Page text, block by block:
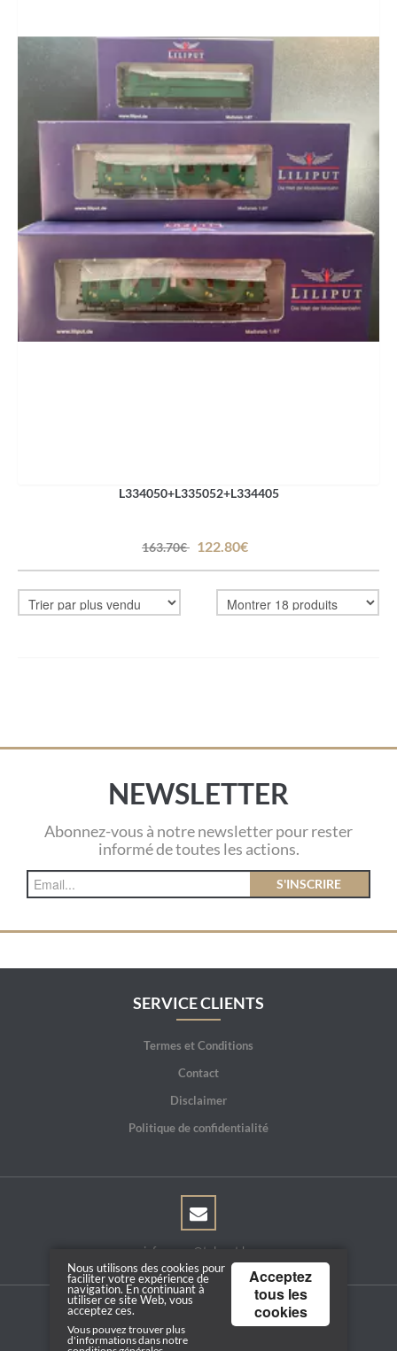
L334050+L335052+L334405
163.70€ 122.80€
NEWSLETTER
Abonnez-vous à notre newsletter pour rester
informé de toutes les actions.
S'INSCRIRE
SERVICE CLIENTS
Termes et Conditions
Contact
Disclaimer
Politique de confidentialité
info.spoor@telenet.be
Copyright © 2026 | Powered byTilroy
Nous utilisons des cookies pour
faciliter votre expérience de
navigation. En continuant à
utiliser ce site Web, vous
acceptez ces.
Vous pouvez trouver plus
d'informations dans notre
Acceptez
tous les
cookies